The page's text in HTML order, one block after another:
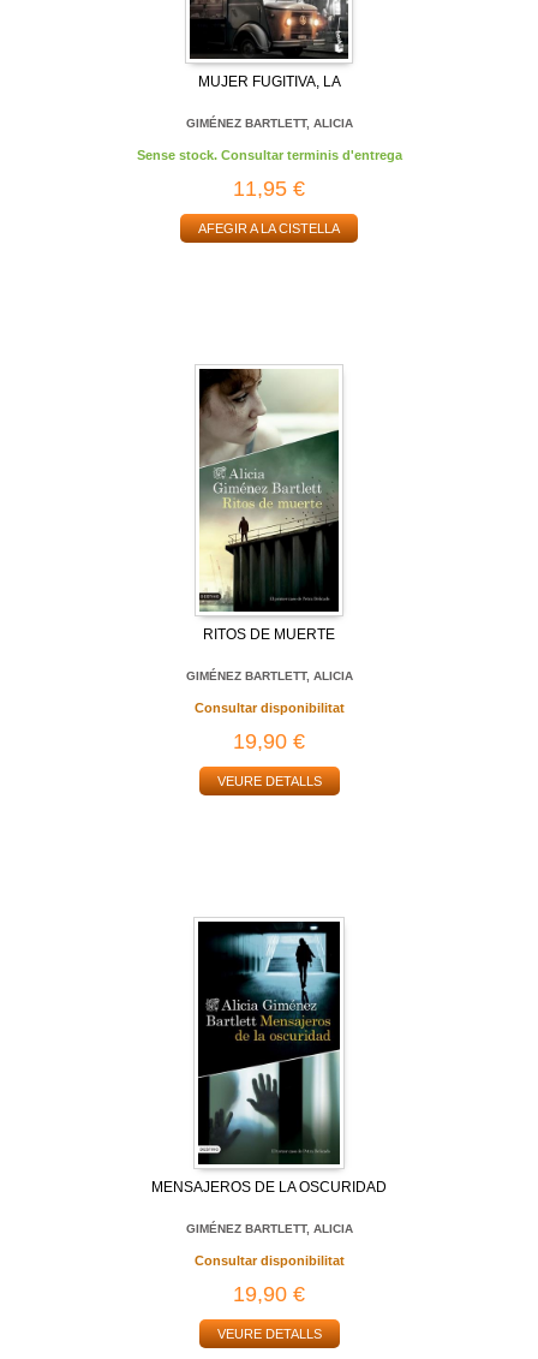
MUJER FUGITIVA, LA
GIMÉNEZ BARTLETT, ALICIA
Sense stock. Consultar terminis d'entrega
11,95 €
AFEGIR A LA CISTELLA
RITOS DE MUERTE
GIMÉNEZ BARTLETT, ALICIA
Consultar disponibilitat
19,90 €
VEURE DETALLS
MENSAJEROS DE LA OSCURIDAD
GIMÉNEZ BARTLETT, ALICIA
Consultar disponibilitat
19,90 €
VEURE DETALLS